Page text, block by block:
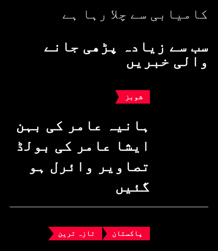
کامیابی سے چلا رہا ہے
سب سے زیادہ پڑھی جانے
والی خبریں
شوبز
ہانیہ عامر کی بہن
ایشا عامر کی بولڈ
تصاویر وائرل ہو
گئیں
پاکستان تازہ ترین